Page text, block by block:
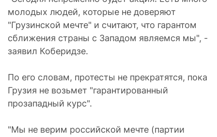
молодых людей, которые не доверяют
"Грузинской мечте" и считают, что гарантом
сближения страны с Западом являемся мы", -
заявил Коберидзе.
По его словам, протесты не прекратятся, пока
Грузия не возьмет "гарантированный
прозападный курс".
"Мы не верим российской мечте (партии